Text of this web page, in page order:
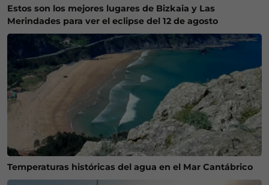
Estos son los mejores lugares de Bizkaia y Las
Merindades para ver el eclipse del 12 de agosto
Temperaturas históricas del agua en el Mar Cantábrico